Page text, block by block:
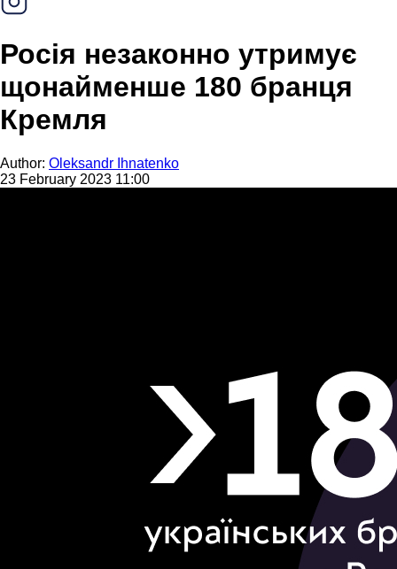
Росія незаконно утримує
щонайменше 180 бранця
Кремля
Author: Oleksandr Ihnatenko
23 February 2023 11:00